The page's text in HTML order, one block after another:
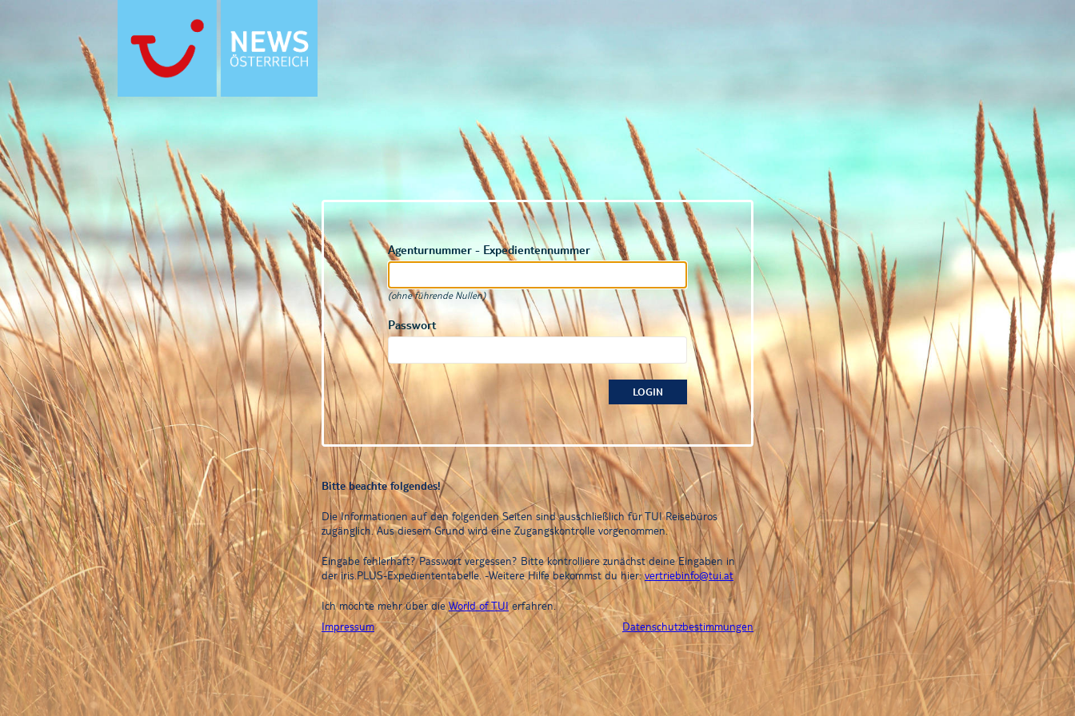
Agenturnummer - Expedientennummer
(ohne führende Nullen)
Passwort
Bitte beachte folgendes!
Die Informationen auf den folgenden Seiten sind ausschließlich für TUI Reisebüros
zugänglich. Aus diesem Grund wird eine Zugangskontrolle vorgenommen.
Eingabe fehlerhaft? Passwort vergessen? Bitte kontrolliere zunächst deine Eingaben in
der iris.PLUS-Expediententabelle. -Weitere Hilfe bekommst du hier:vertriebinfo@tui.at
Ich möchte mehr über dieWorld of TUIerfahren.
Impressum
Datenschutzbestimmungen